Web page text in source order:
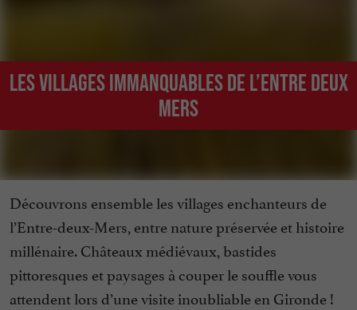
Les villages immanquables de l’Entre Deux
Mers
Découvrons ensemble les villages enchanteurs de
l’Entre-deux-Mers, entre nature préservée et histoire
millénaire. Châteaux médiévaux, bastides
pittoresques et paysages à couper le souffle vous
attendent lors d’une visite inoubliable en Gironde !